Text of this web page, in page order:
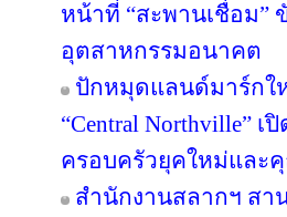
หน้าที่ “สะพานเชื่อม”
อุตสาหกรรมอนาคต
ปักหมุดแลนด์มาร์กใ
“Central Northville”
ครอบครัวยุคใหม่และ
สำนักงานสลากฯ สา